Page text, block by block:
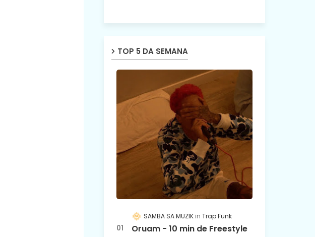
TOP 5 DA SEMANA
SAMBA SA MUZIK Trap Funk
Oruam - 10 min de Freestyle